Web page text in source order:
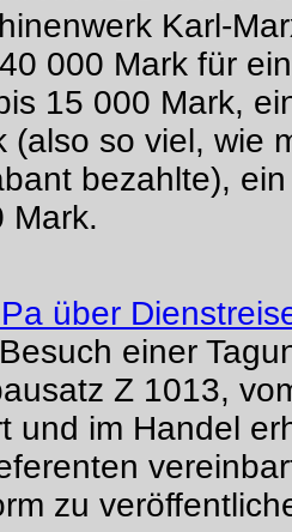
Karl-
000 Mark für
15 000 Mark,
(also so viel, wie
bezahlte),
Mark.
über
einer
Z 1013,
und im Handel
zu